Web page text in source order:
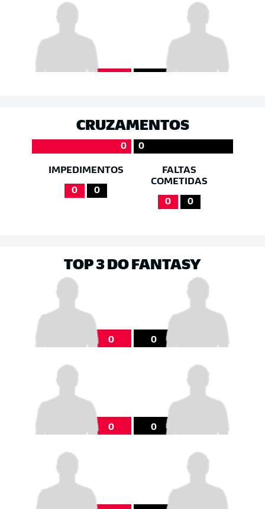
CRUZAMENTOS
0 0
IMPEDIMENTOS
0 0
FALTAS
COMETIDAS
0 0
TOP 3 DO FANTASY
0 0
0 0